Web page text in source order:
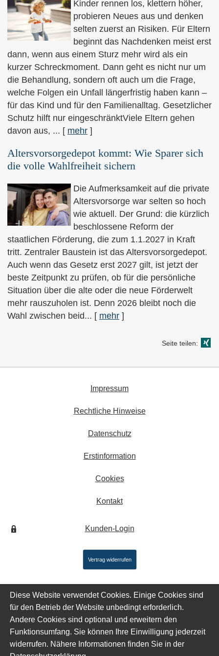
Kinder rennen los, klettern höher,
probieren Neues aus und denken
selten zuerst an Risiken. Für Eltern
beginnt das Nachdenken meist erst
dann, wenn aus einem Sturz mehr wird als ein
kurzer Schreckmoment. Dann geht es nicht nur um
die Behandlung, sondern oft auch um die Frage,
welche Folgen ein Unfall längerfristig haben kann –
für das Kind und für den Familienalltag. Gesetzlicher
Schutz hilft nur eingeschränktViele Eltern gehen
davon aus, ... [ mehr ]
Alters­vorsorge­depot kommt: Wie Sparer sich
die volle Wahlfreiheit sichern
Die Aufmerksamkeit auf die private
Alters­vorsorge war selten so hoch
wie aktuell. Der Grund: die kürzlich
beschlossene Reform der
staatlichen Förderung, die zum 1.1.2027 in Kraft
tritt. Zentraler Baustein ist das Alters­vorsorgedepot.
Auch wenn das Gesetz erst 2027 gilt, ist jetzt der
beste Zeitpunkt zu prüfen, ob für die persönliche
Situation über die alte oder die neue Förderwelt
mehr rauszuholen ist. Denn 2026 bleibt noch die
Wahl zwischen beid... [ mehr ]
Seite teilen:
Impressum
Rechtliche Hinweise
Datenschutz
Erstinformation
Cookies
Kontakt
Kunden-Login
Vertrag widerrufen
Diese Website verwendet Cookies. Einige Cookies sind
für den Betrieb der Website unbedingt erforderlich.
Andere Cookies sind optional und erweitern den
Funktionsumfang. Sie können Ihre Einwilligung jederzeit
widerrufen. Nähere Informationen finden Sie in der